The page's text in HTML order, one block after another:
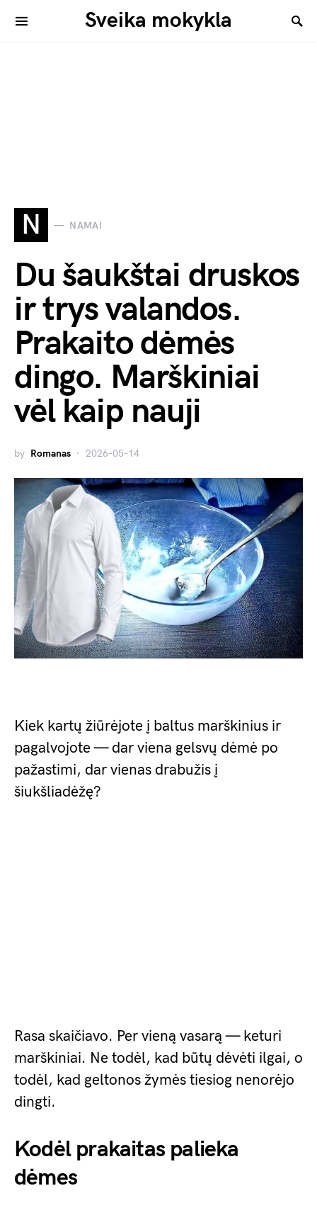
Sveika mokykla
N NAMAI
Du šaukštai druskos
ir trys valandos.
Prakaito dėmės
dingo. Marškiniai
vėl kaip nauji
by Romanas 2026-05-14
Kiek kartų žiūrėjote į baltus marškinius ir
pagalvojote — dar viena gelsvų dėmė po
pažastimi, dar vienas drabužis į
šiukšliadėžę?
Rasa skaičiavo. Per vieną vasarą — keturi
marškiniai. Ne todėl, kad būtų dėvėti ilgai, o
todėl, kad geltonos žymės tiesiog nenorėjo
dingti.
Kodėl prakaitas palieka
dėmes